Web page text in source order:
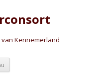
Kennemerland
Spring
inhoud